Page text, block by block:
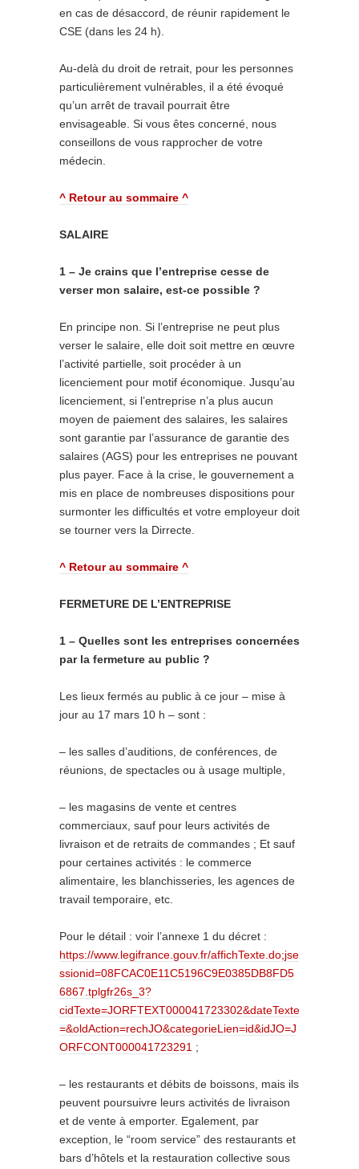
en cas de désaccord, de réunir rapidement le
CSE (dans les 24 h).
Au-delà du droit de retrait, pour les personnes
particulièrement vulnérables, il a été évoqué
qu’un arrêt de travail pourrait être
envisageable. Si vous êtes concerné, nous
conseillons de vous rapprocher de votre
médecin.
^ Retour au sommaire ^
SALAIRE
1 – Je crains que l’entreprise cesse de
verser mon salaire, est-ce possible ?
En principe non. Si l’entreprise ne peut plus
verser le salaire, elle doit soit mettre en œuvre
l’activité partielle, soit procéder à un
licenciement pour motif économique. Jusqu’au
licenciement, si l’entreprise n’a plus aucun
moyen de paiement des salaires, les salaires
sont garantie par l’assurance de garantie des
salaires (AGS) pour les entreprises ne pouvant
plus payer. Face à la crise, le gouvernement a
mis en place de nombreuses dispositions pour
surmonter les difficultés et votre employeur doit
se tourner vers la Dirrecte.
^ Retour au sommaire ^
FERMETURE DE L’ENTREPRISE
1 – Quelles sont les entreprises concernées
par la fermeture au public ?
Les lieux fermés au public à ce jour – mise à
jour au 17 mars 10 h – sont :
– les salles d’auditions, de conférences, de
réunions, de spectacles ou à usage multiple,
– les magasins de vente et centres
commerciaux, sauf pour leurs activités de
livraison et de retraits de commandes ; Et sauf
pour certaines activités : le commerce
alimentaire, les blanchisseries, les agences de
travail temporaire, etc.
Pour le détail : voir l’annexe 1 du décret :
https://www.legifrance.gouv.fr/affichTexte.do;jse
ssionid=08FCAC0E11C5196C9E0385DB8FD5
6867.tplgfr26s_3?
cidTexte=JORFTEXT000041723302&dateTexte
=&oldAction=rechJO&categorieLien=id&idJO=J
ORFCONT000041723291 ;
– les restaurants et débits de boissons, mais ils
peuvent poursuivre leurs activités de livraison
et de vente à emporter. Egalement, par
exception, le “room service” des restaurants et
bars d’hôtels et la restauration collective sous